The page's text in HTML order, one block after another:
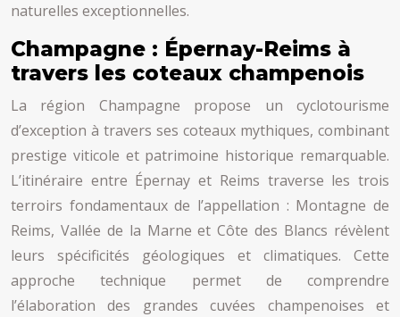
naturelles exceptionnelles.
Champagne : Épernay-Reims à
travers les coteaux champenois
La région Champagne propose un cyclotourisme
d’exception à travers ses coteaux mythiques, combinant
prestige viticole et patrimoine historique remarquable.
L’itinéraire entre Épernay et Reims traverse les trois
terroirs fondamentaux de l’appellation : Montagne de
Reims, Vallée de la Marne et Côte des Blancs révèlent
leurs spécificités géologiques et climatiques. Cette
approche technique permet de comprendre
l’élaboration des grandes cuvées champenoises et